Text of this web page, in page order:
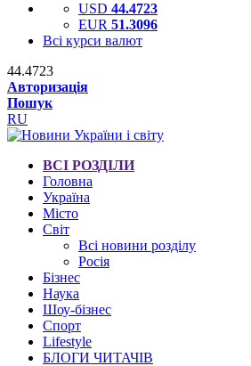
USD 44.4723
EUR 51.3096
Всі курси валют
44.4723
Авторизація
Пошук
RU
ВСІ РОЗДІЛИ
Головна
Україна
Місто
Світ
Всі новини розділу
Росія
Бізнес
Наука
Шоу-бізнес
Спорт
Lifestyle
БЛОГИ ЧИТАЧІВ